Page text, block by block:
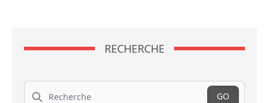
RECHERCHE
Recherche
GO